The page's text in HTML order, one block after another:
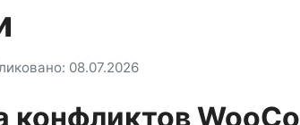
08.07.2026
конфликтов